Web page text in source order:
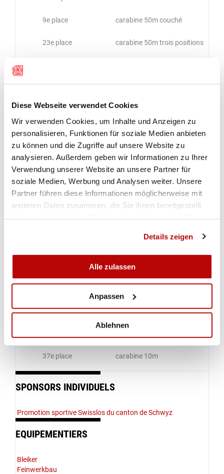
Diese Webseite verwendet Cookies
Wir verwenden Cookies, um Inhalte und Anzeigen zu
personalisieren, Funktionen für soziale Medien anbieten
zu können und die Zugriffe auf unsere Website zu
analysieren. Außerdem geben wir Informationen zu Ihrer
Verwendung unserer Website an unsere Partner für
soziale Medien, Werbung und Analysen weiter. Unsere
Partner führen diese Informationen möglicherweise mit
weiteren Daten zusammen, die Sie ihnen bereitgestellt
Details zeigen
Alle zulassen
Anpassen
Ablehnen
9e place carabine 50m couché
23e place carabine 50m trois positions
3ème place carabine 50m couché
3ème place carabine 10m
30e place carabine 50m trois positions
35e place carabine 50m couché
12e place carabine 50m trois positions
carabine 10m
17e place carabine 50m trois positions
carabine 10m
27e place carabine 50m trois positions
37e place carabine 10m
SPONSORS INDIVIDUELS
Promotion sportive Swisslos du canton de Schwyz
EQUIPEMENTIERS
Bleiker
Feinwerkbau